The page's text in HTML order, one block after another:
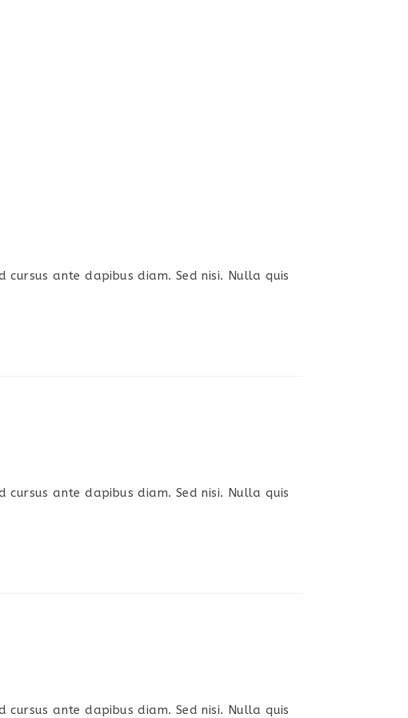
ante dapibus diam. Sed nisi. Nulla quis
ante dapibus diam. Sed nisi. Nulla quis
ante dapibus diam. Sed nisi. Nulla quis